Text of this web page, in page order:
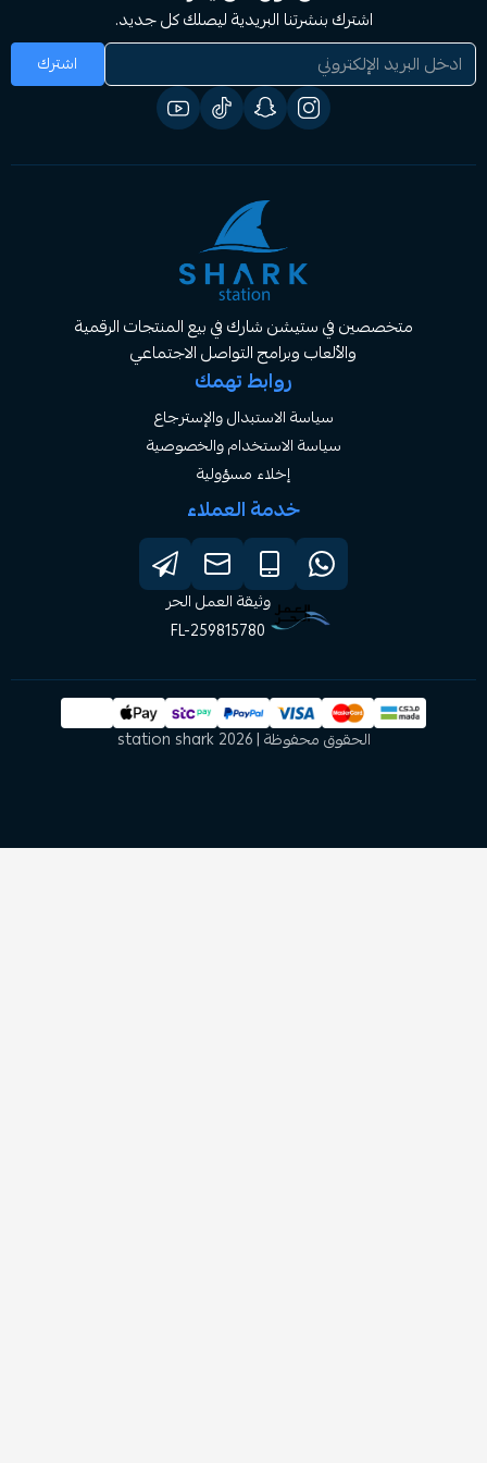
اشترك بنشرتنا البريدية ليصلك كل جديد.
في ستيشن شارك في بيع المنتجات الرقمية
والألعاب وبرامج التواصل الاجتماعي
روابط تهمك
سياسة الاستبدال والإسترجاع
سياسة الاستخدام والخصوصية
خدمة العملاء
وثيقة العمل الحر
FL-259815780
الحقوق محفوظة | 2026 station shark